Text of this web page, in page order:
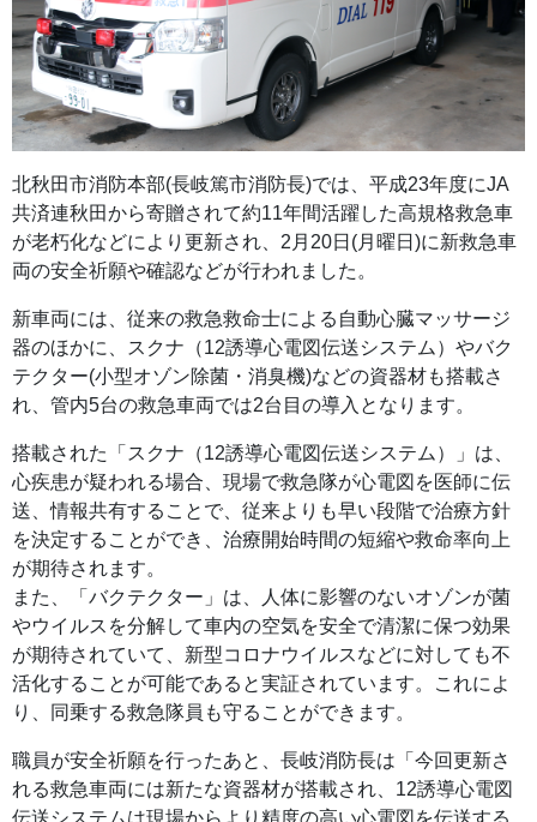
北秋田市消防本部(長岐篤市消防長)では、平成23年度にJA
共済連秋田から寄贈されて約11年間活躍した高規格救急車
が老朽化などにより更新され、2月20日(月曜日)に新救急車
両の安全祈願や確認などが行われました。
新車両には、従来の救急救命士による自動心臓マッサージ
器のほかに、スクナ（12誘導心電図伝送システム）やバク
テクター(小型オゾン除菌・消臭機)などの資器材も搭載さ
れ、管内5台の救急車両では2台目の導入となります。
搭載された「スクナ（12誘導心電図伝送システム）」は、
心疾患が疑われる場合、現場で救急隊が心電図を医師に伝
送、情報共有することで、従来よりも早い段階で治療方針
を決定することができ、治療開始時間の短縮や救命率向上
が期待されます。
また、「バクテクター」は、人体に影響のないオゾンが菌
やウイルスを分解して車内の空気を安全で清潔に保つ効果
が期待されていて、新型コロナウイルスなどに対しても不
活化することが可能であると実証されています。これによ
り、同乗する救急隊員も守ることができます。
職員が安全祈願を行ったあと、長岐消防長は「今回更新さ
れる救急車両には新たな資器材が搭載され、12誘導心電図
伝送システムは現場からより精度の高い心電図を伝送する